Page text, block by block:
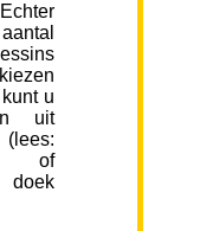
u
uit
of
doek